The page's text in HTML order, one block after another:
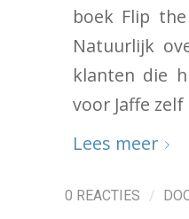
boek Flip
Natuurlijk
klanten die
voor Jaffe
Lees meer
0 REACTIES /